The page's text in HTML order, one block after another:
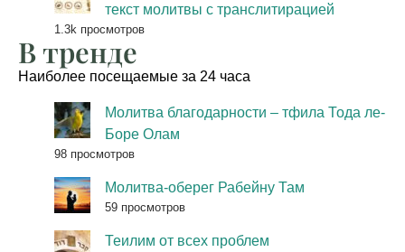
текст молитвы с транслитирацией
1.3k просмотров
В тренде
Наиболее посещаемые за 24 часа
Молитва благодарности – тфила Тода ле-
Боре Олам
98 просмотров
Молитва-оберег Рабейну Там
59 просмотров
Теилим от всех проблем